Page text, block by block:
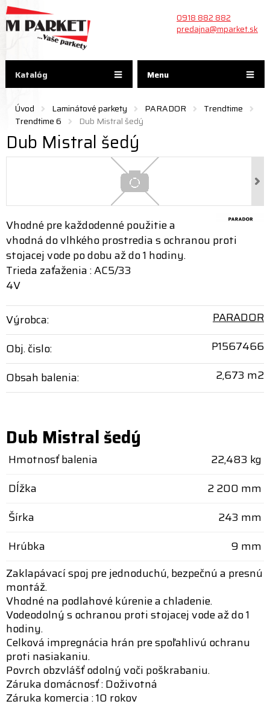
Menu
0918 882 882
predajna@mparket.sk
Úvod Laminátové parkety PARADOR
Trendtime
Trendtime 6
Dub Mistral šedý
Dub Mistral šedý
Vhodné pre každodenné použitie a
vhodná do vlhkého prostredia s ochranou proti
stojacej vode po dobu až do 1 hodiny.
Trieda zaťaženia : AC5/33
4V
Výrobca:
PARADOR
Obj. čislo:
P1567466
Obsah balenia:
2,673 m2
Dub Mistral šedý
Hmotnosť balenia
22,483 kg
Dĺžka
2 200 mm
Šírka
243 mm
Hrúbka
9 mm
Zaklapávací spoj pre jednoduchú, bezpečnú a presnú
montáž.
Vhodné na podlahové kúrenie a chladenie.
Vodeodolný s ochranou proti stojacej vode až do 1
hodiny.
Celková impregnácia hrán pre spoľahlivú ochranu
proti nasiakaniu.
Povrch obzvlášť odolný voči poškrabaniu.
Záruka domácnosť : Doživotná
Záruka komercia : 10 rokov
Katalóg